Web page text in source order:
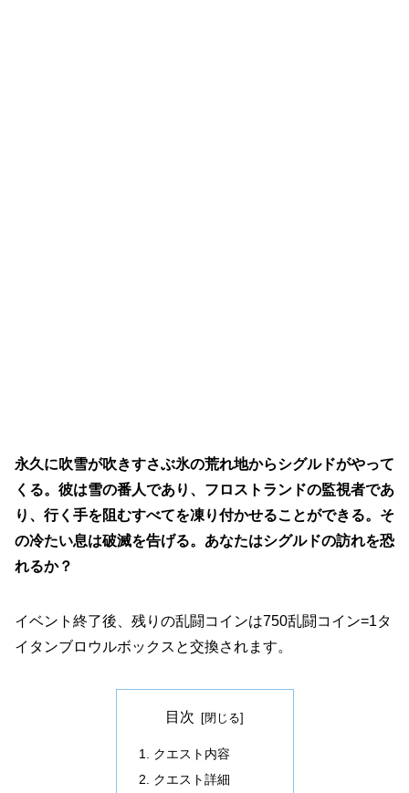
永久に吹雪が吹きすさぶ氷の荒れ地からシグルドがやって
くる。彼は雪の番人であり、フロストランドの監視者であ
り、行く手を阻むすべてを凍り付かせることができる。そ
の冷たい息は破滅を告げる。あなたはシグルドの訪れを恐
れるか？
イベント終了後、残りの乱闘コインは750乱闘コイン=1タ
イタンブロウルボックスと交換されます。
目次
クエスト内容
クエスト詳細